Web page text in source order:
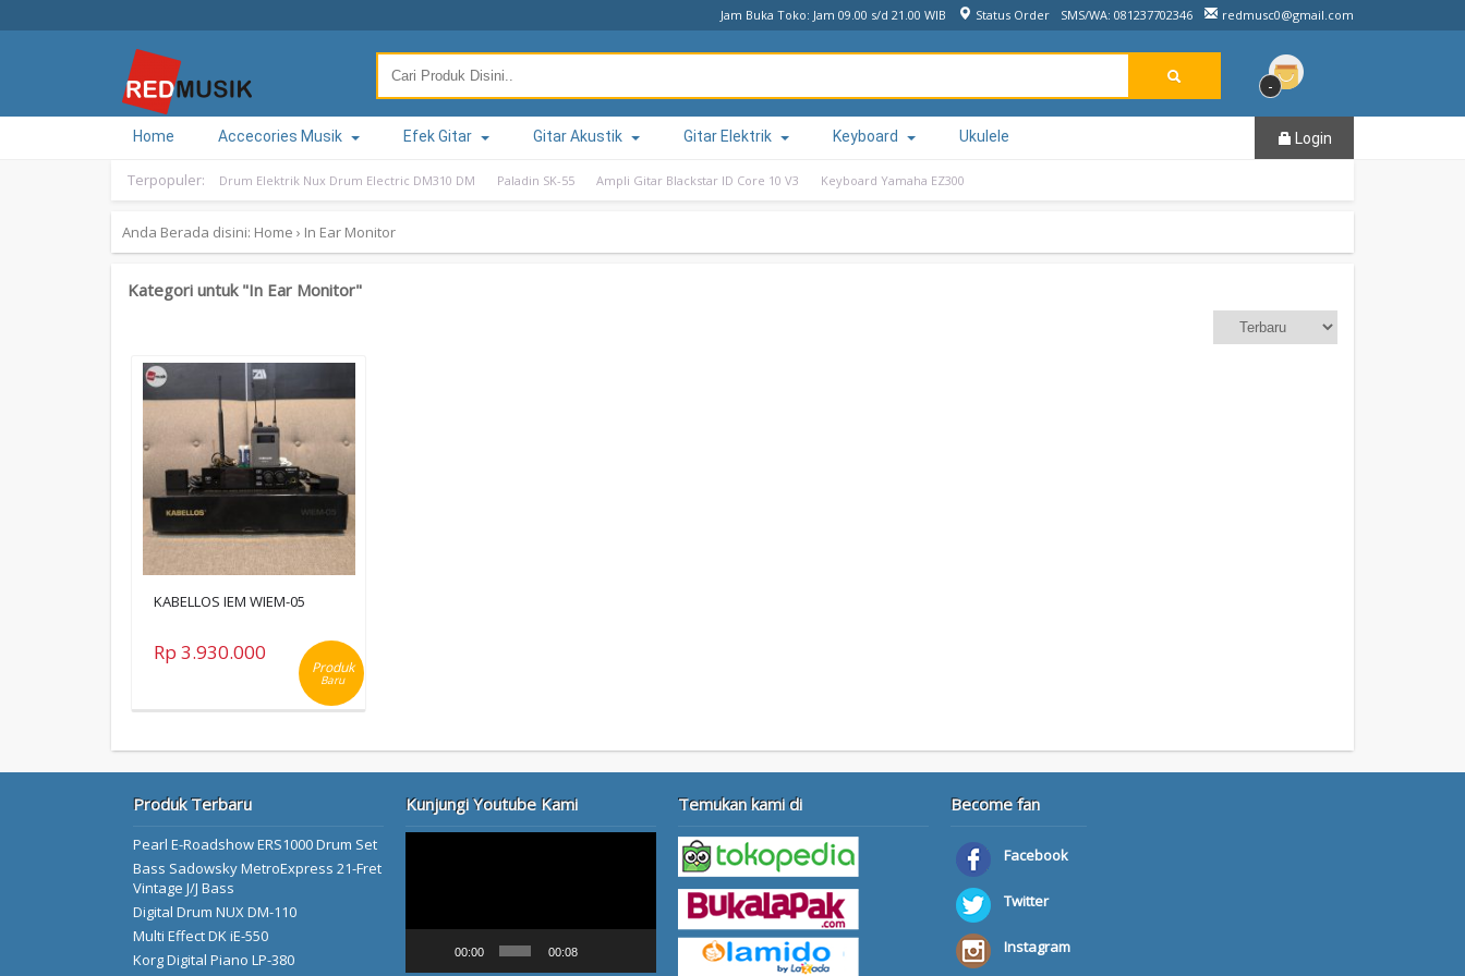
Jam Buka Toko: Jam 09.00 s/d 21.00 WIB Status Order SMS/WA: 081237702346 redmusc0@gmail.com
-
Home Accecories Musik Efek Gitar Gitar Akustik Gitar Elektrik Keyboard Ukulele Login
Terpopuler: Drum Elektrik Nux Drum Electric DM310 DM Paladin SK-55 Ampli Gitar Blackstar ID Core 10 V3 Keyboard Yamaha EZ300
Anda Berada disini: Home › In Ear Monitor
Kategori untuk "In Ear Monitor"
KABELLOS IEM WIEM-05
Produk
Baru
Rp 3.930.000
Produk Terbaru
Pearl E-Roadshow ERS1000 Drum Set
Bass Sadowsky MetroExpress 21-Fret
Vintage J/J Bass
Digital Drum NUX DM-110
Multi Effect DK iE-550
Korg Digital Piano LP-380
Kunjungi Youtube Kami
00:00 00:08
Temukan kami di Become fan
Facebook
Twitter
Instagram